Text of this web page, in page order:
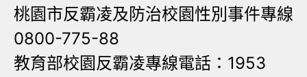
桃園市反霸凌及防治校園性別事件專線
0800-775-88
教育部校園反霸凌專線電話：1953